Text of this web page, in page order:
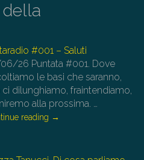
#001 – Saluti
26 Puntata #001. Dove
le basi che saranno,
ci dilunghiamo, fraintendiamo,
alla prossima. …
reading →